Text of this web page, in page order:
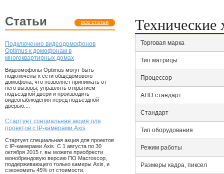
статьи все статьи
Подключение видеодомофонов
Optimus к домофонам в
многоквартирных домах
Видеомофоны Optimus могут быть
подключены к сети общедомового
домофона, что позволяет принимать от
него вызовы, управлять открытием
подъездной двери и производить
видеонаблюдения перед подъездной
дверью....
Стартует специальная акция для
проектов с IP-камерами Axis
Стартует специальная акция для проектов
с IP-камерами Axis. С 1 августа по 30
октября 2015 г. вы можете приобрести
монобрендовую версию ПО Macroscop,
поддерживающего только камеры Axis, и
сэкономить 45% от стоимости.
Технические
Торговая марка
Тип матрицы
Процессор
AHD стандарт
Стандарт
Тип оборудования
Режим работы
Размеры кадра, пиксел